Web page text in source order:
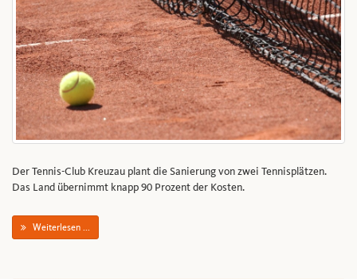
Der Tennis-Club Kreuzau plant die Sanierung von zwei Tennisplätzen.
Das Land übernimmt knapp 90 Prozent der Kosten.
Weiterlesen ...